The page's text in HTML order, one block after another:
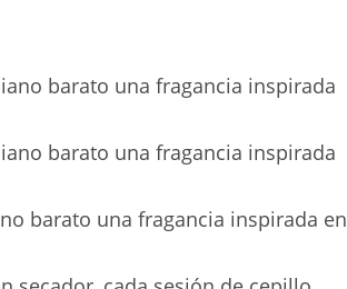
barato una fragancia inspirada en